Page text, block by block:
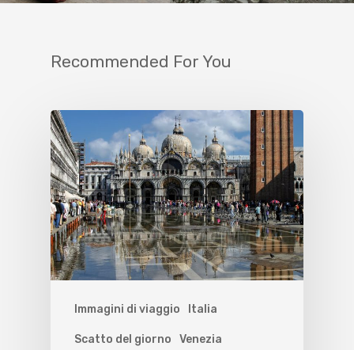
Recommended For You
Immagini di viaggio Italia
Scatto del giorno Venezia